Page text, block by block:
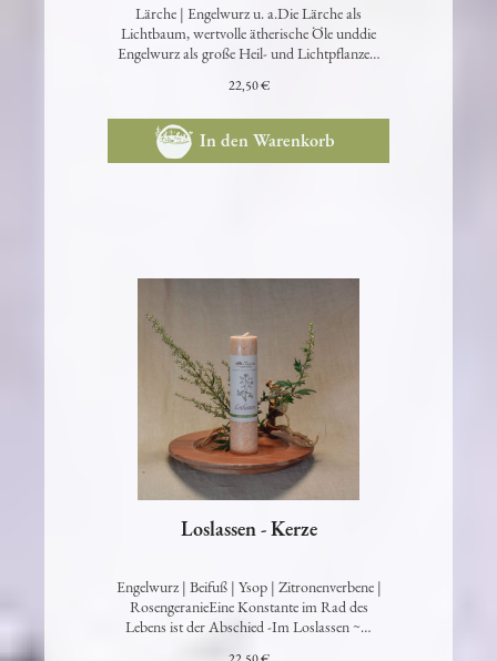
Lärche | Engelwurz u. a.Die Lärche als
Lichtbaum, wertvolle ätherische Öle unddie
Engelwurz als große Heil- und Lichtpflanze…
22,50 €
In den Warenkorb
Loslassen - Kerze
Engelwurz | Beifuß | Ysop | Zitronenverbene |
RosengeranieEine Konstante im Rad des
Lebens ist der Abschied -Im Loslassen ~…